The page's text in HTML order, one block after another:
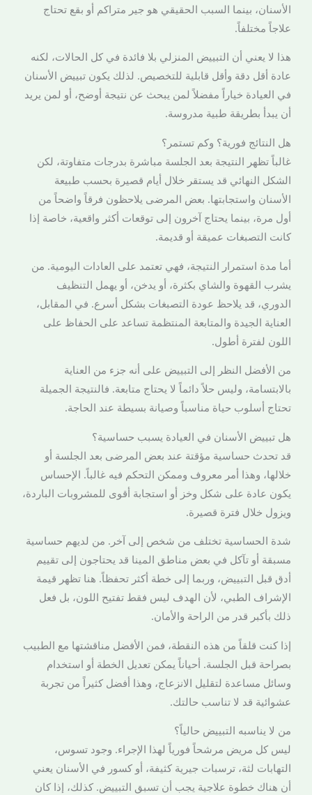
الأسنان، بينما السبب الحقيقي هو جير متراكم أو بقع تحتاج
علاجاً مختلفاً.
هذا لا يعني أن التبييض المنزلي بلا فائدة في كل الحالات، لكنه
عادة أقل دقة وأقل قابلية للتخصيص. لذلك يكون تبييض الأسنان
في العيادة خياراً مفضلاً لمن يبحث عن نتيجة أوضح، أو لمن يريد
أن يبدأ بطريقة طبية مدروسة.
هل النتائج فورية؟ وكم تستمر؟
غالباً تظهر النتيجة بعد الجلسة مباشرة بدرجات متفاوتة، لكن
الشكل النهائي قد يستقر خلال أيام قصيرة بحسب طبيعة
الأسنان واستجابتها. بعض المرضى يلاحظون فرقاً واضحاً من
أول مرة، بينما يحتاج آخرون إلى توقعات أكثر واقعية، خاصة إذا
كانت التصبغات عميقة أو قديمة.
أما مدة استمرار النتيجة، فهي تعتمد على العادات اليومية. من
يشرب القهوة والشاي بكثرة، أو يدخن، أو يهمل التنظيف
الدوري، قد يلاحظ عودة التصبغات بشكل أسرع. في المقابل،
العناية الجيدة والمتابعة المنتظمة تساعد على الحفاظ على
اللون لفترة أطول.
من الأفضل النظر إلى التبييض على أنه جزء من العناية
بالابتسامة، وليس حلاً دائماً لا يحتاج متابعة. فالنتيجة الجميلة
تحتاج أسلوب حياة مناسباً وصيانة بسيطة عند الحاجة.
هل تبييض الأسنان في العيادة يسبب حساسية؟
قد تحدث حساسية مؤقتة عند بعض المرضى بعد الجلسة أو
خلالها، وهذا أمر معروف وممكن التحكم فيه غالباً. الإحساس
يكون عادة على شكل وخز أو استجابة أقوى للمشروبات الباردة،
ويزول خلال فترة قصيرة.
شدة الحساسية تختلف من شخص إلى آخر. من لديهم حساسية
مسبقة أو تآكل في بعض مناطق المينا قد يحتاجون إلى تقييم
أدق قبل التبييض، وربما إلى خطة أكثر تحفظاً. هنا تظهر قيمة
الإشراف الطبي، لأن الهدف ليس فقط تفتيح اللون، بل فعل
ذلك بأكبر قدر من الراحة والأمان.
إذا كنت قلقاً من هذه النقطة، فمن الأفضل مناقشتها مع الطبيب
بصراحة قبل الجلسة. أحياناً يمكن تعديل الخطة أو استخدام
وسائل مساعدة لتقليل الانزعاج، وهذا أفضل كثيراً من تجربة
عشوائية قد لا تناسب حالتك.
من لا يناسبه التبييض حالياً؟
ليس كل مريض مرشحاً فورياً لهذا الإجراء. وجود تسوس،
التهابات لثة، ترسبات جيرية كثيفة، أو كسور في الأسنان يعني
أن هناك خطوة علاجية يجب أن تسبق التبييض. كذلك، إذا كان